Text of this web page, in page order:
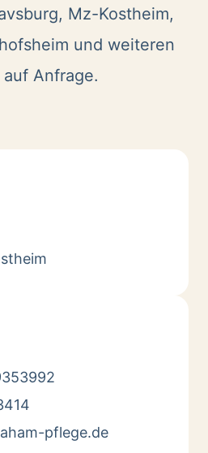
Mz-Kostheim,
und weiteren
Anfrage.
pflege.de